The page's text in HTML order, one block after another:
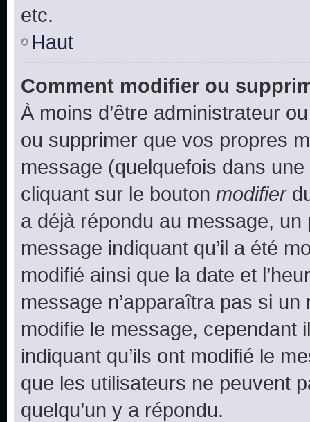
etc.
Haut
Comment modifier ou
À moins d’être administrateur
ou supprimer que vos propres
message (quelquefois dans
cliquant sur le bouton modifier
a déjà répondu au message, un
message indiquant qu’il a été
modifié ainsi que la date et
message n’apparaîtra pas si
modifie le message, cependant
indiquant qu’ils ont modifié le
que les utilisateurs ne peuvent
quelqu’un y a répondu.